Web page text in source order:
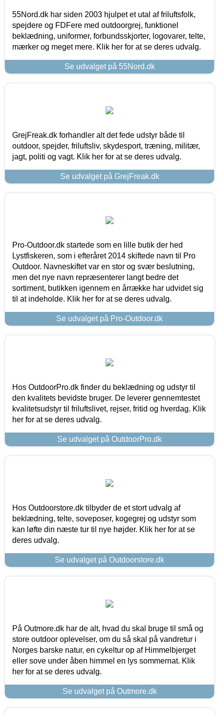
55Nord.dk har siden 2003 hjulpet et utal af friluftsfolk,
spejdere og FDFere med outdoorgrej, funktionel
beklædning, uniformer, forbundsskjorter, logovarer, telte,
mærker og meget mere. Klik her for at se deres udvalg.
Se udvalget på 55Nord.dk
GrejFreak.dk forhandler alt det fede udstyr både til
outdoor, spejder, friluftsliv, skydesport, træning, militær,
jagt, politi og vagt. Klik her for at se deres udvalg.
Se udvalget på GrejFreak.dk
Pro-Outdoor.dk startede som en lille butik der hed
Lystfiskeren, som i efteråret 2014 skiftede navn til Pro
Outdoor. Navneskiftet var en stor og svær beslutning,
men det nye navn repræsenterer langt bedre det
sortiment, butikken igennem en årrække har udvidet sig
til at indeholde. Klik her for at se deres udvalg.
Se udvalget på Pro-Outdoor.dk
Hos OutdoorPro.dk finder du beklædning og udstyr til
den kvalitets bevidste bruger. De leverer gennemtestet
kvalitetsudstyr til friluftslivet, rejser, fritid og hverdag. Klik
her for at se deres udvalg.
Se udvalget på OutdoorPro.dk
Hos Outdoorstore.dk tilbyder de et stort udvalg af
beklædning, telte, soveposer, kogegrej og udstyr som
kan løfte din næste tur til nye højder. Klik her for at se
deres udvalg.
Se udvalget på Outdoorstore.dk
På Outmore.dk har de alt, hvad du skal bruge til små og
store outdoor oplevelser, om du så skal på vandretur i
Norges barske natur, en cykeltur op af Himmelbjerget
eller sove under åben himmel en lys sommernat. Klik
her for at se deres udvalg.
Se udvalget på Outmore.dk